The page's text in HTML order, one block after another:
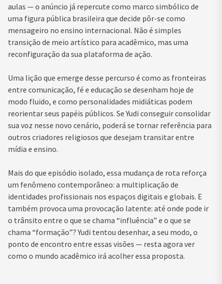
aulas — o anúncio já repercute como marco simbólico de
uma figura pública brasileira que decide pôr-se como
mensageiro no ensino internacional. Não é simples
transição de meio artístico para acadêmico, mas uma
reconfiguração da sua plataforma de ação.
Uma lição que emerge desse percurso é como as fronteiras
entre comunicação, fé e educação se desenham hoje de
modo fluido, e como personalidades midiáticas podem
reorientar seus papéis públicos. Se Yudi conseguir consolidar
sua voz nesse novo cenário, poderá se tornar referência para
outros criadores religiosos que desejam transitar entre
mídia e ensino.
Mais do que episódio isolado, essa mudança de rota reforça
um fenômeno contemporâneo: a multiplicação de
identidades profissionais nos espaços digitais e globais. E
também provoca uma provocação latente: até onde pode ir
o trânsito entre o que se chama “influência” e o que se
chama “formação”? Yudi tentou desenhar, a seu modo, o
ponto de encontro entre essas visões — resta agora ver
como o mundo acadêmico irá acolher essa proposta.